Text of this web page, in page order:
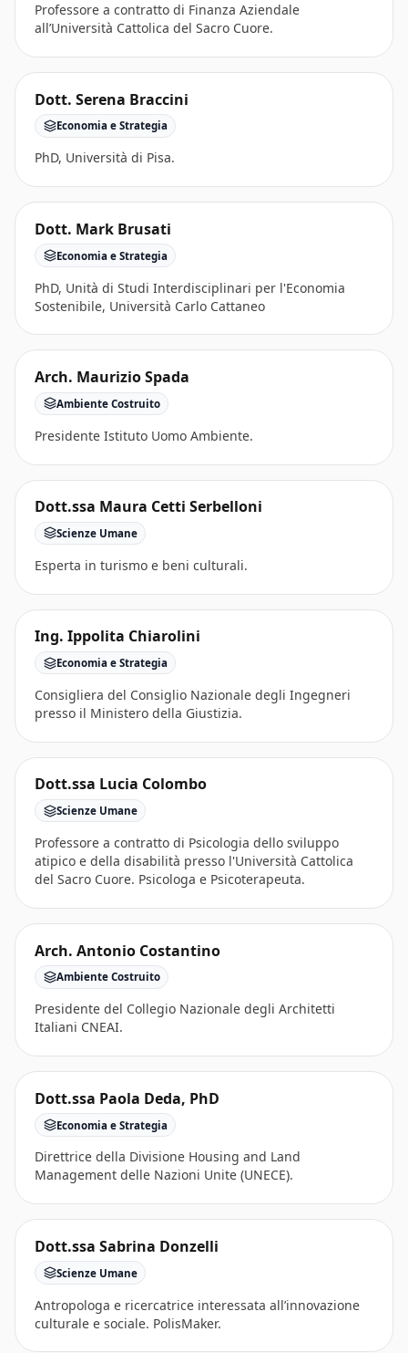
Professore a contratto di Finanza Aziendale
all’Università Cattolica del Sacro Cuore.
Dott. Serena Braccini
Economia e Strategia
PhD, Università di Pisa.
Dott. Mark Brusati
Economia e Strategia
PhD, Unità di Studi Interdisciplinari per l'Economia
Sostenibile, Università Carlo Cattaneo
Arch. Maurizio Spada
Ambiente Costruito
Presidente Istituto Uomo Ambiente.
Dott.ssa Maura Cetti Serbelloni
Scienze Umane
Esperta in turismo e beni culturali.
Ing. Ippolita Chiarolini
Economia e Strategia
Consigliera del Consiglio Nazionale degli Ingegneri
presso il Ministero della Giustizia.
Dott.ssa Lucia Colombo
Scienze Umane
Professore a contratto di Psicologia dello sviluppo
atipico e della disabilità presso l'Università Cattolica
del Sacro Cuore. Psicologa e Psicoterapeuta.
Arch. Antonio Costantino
Ambiente Costruito
Presidente del Collegio Nazionale degli Architetti
Italiani CNEAI.
Dott.ssa Paola Deda, PhD
Economia e Strategia
Direttrice della Divisione Housing and Land
Management delle Nazioni Unite (UNECE).
Dott.ssa Sabrina Donzelli
Scienze Umane
Antropologa e ricercatrice interessata all’innovazione
culturale e sociale. PolisMaker.